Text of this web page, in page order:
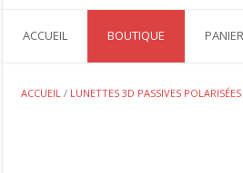
ACCUEIL BOUTIQUE PANIER
ACCUEIL / LUNETTES 3D PASSIVES